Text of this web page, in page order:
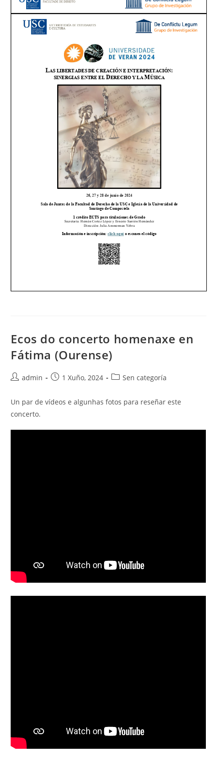
Ecos do concerto homenaxe en
Fátima (Ourense)
Autor
entrada:
admin
Publicación
entrada:
1 Xuño, 2024
Categoría
Sen categoría
Un par de vídeos e algunhas fotos para reseñar este
concerto.